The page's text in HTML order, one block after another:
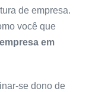
de empresa.
você que
em
se dono de